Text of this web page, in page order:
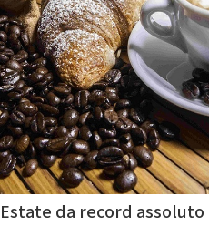
Estate da record assoluto